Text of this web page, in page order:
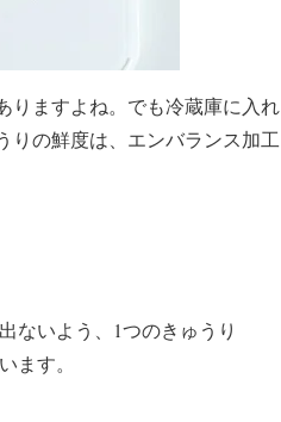
りますよね。でも冷蔵庫に入れ
の鮮度は、エンバランス加工
ないよう、1つのきゅうり
ます。